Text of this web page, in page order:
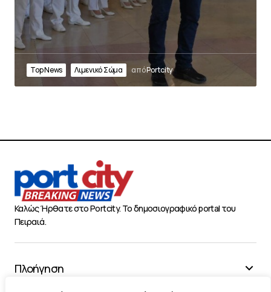
Top News Λιμενικό Σώμα απόPortcity
Καλώς Ήρθατε στο Portcity. Το δημοσιογραφικό portal του
Πειραιά.
Πλοήγηση